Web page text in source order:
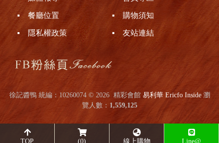
▪ 餐廳位置 ▪ 購物須知
▪ 隱私權政策 ▪ 友站連結
徐記醬鴨 統編：10260074 © 2026 精彩會館 易利華 Ericfo Inside瀏
覽人數： 1,559,125
TOP (0) 線上購物 Line@